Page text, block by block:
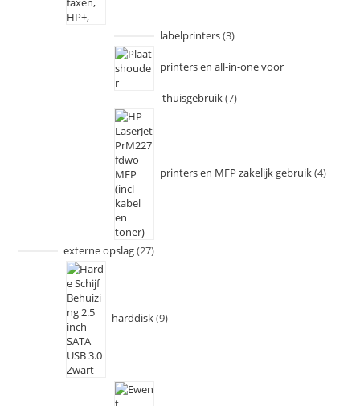
labelprinters 3
printers en all-in-one voor
thuisgebruik 7
printers en MFP zakelijk gebruik 4
externe opslag 27
harddisk 9